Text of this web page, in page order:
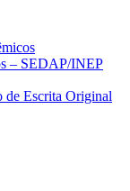
– SEDAP/INEP
de Escrita Original